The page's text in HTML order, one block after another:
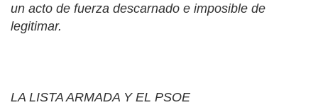
un acto de fuerza descarnado e imposible de
legitimar.
LA LISTA ARMADA Y EL PSOE